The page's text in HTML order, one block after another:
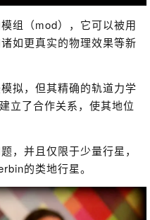
组（mod），它可以被用
如更真实的物理效果等新
拟，但其精确的轨道力学
立了合作关系，使其地位
，并且仅限于少量行星，
的类地行星。